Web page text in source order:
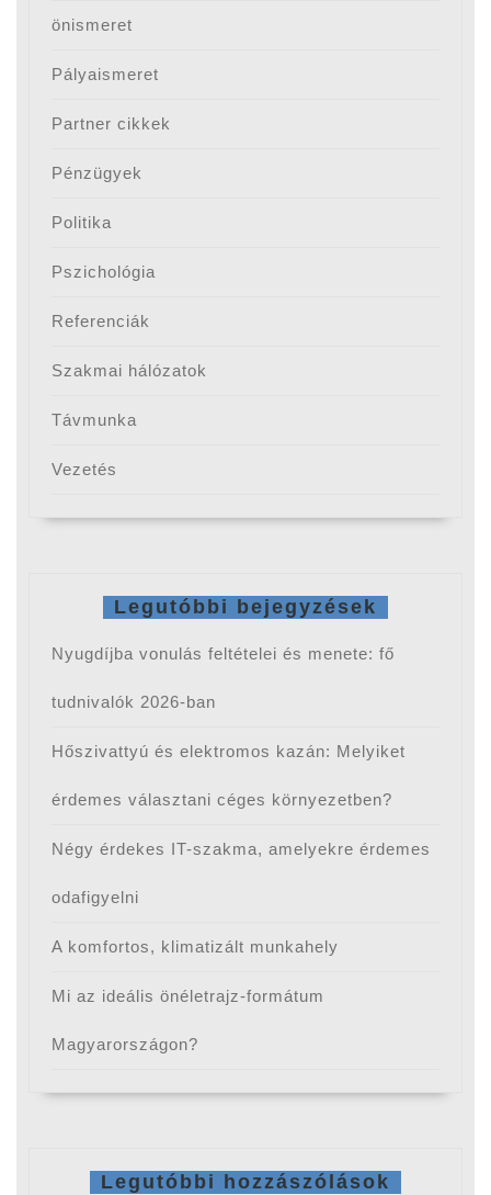
önismeret
Pályaismeret
Partner cikkek
Pénzügyek
Politika
Pszichológia
Referenciák
Szakmai hálózatok
Távmunka
Vezetés
Legutóbbi bejegyzések
Nyugdíjba vonulás feltételei és menete: fő
tudnivalók 2026-ban
Hőszivattyú és elektromos kazán: Melyiket
érdemes választani céges környezetben?
Négy érdekes IT-szakma, amelyekre érdemes
odafigyelni
A komfortos, klimatizált munkahely
Mi az ideális önéletrajz-formátum
Magyarországon?
Legutóbbi hozzászólások